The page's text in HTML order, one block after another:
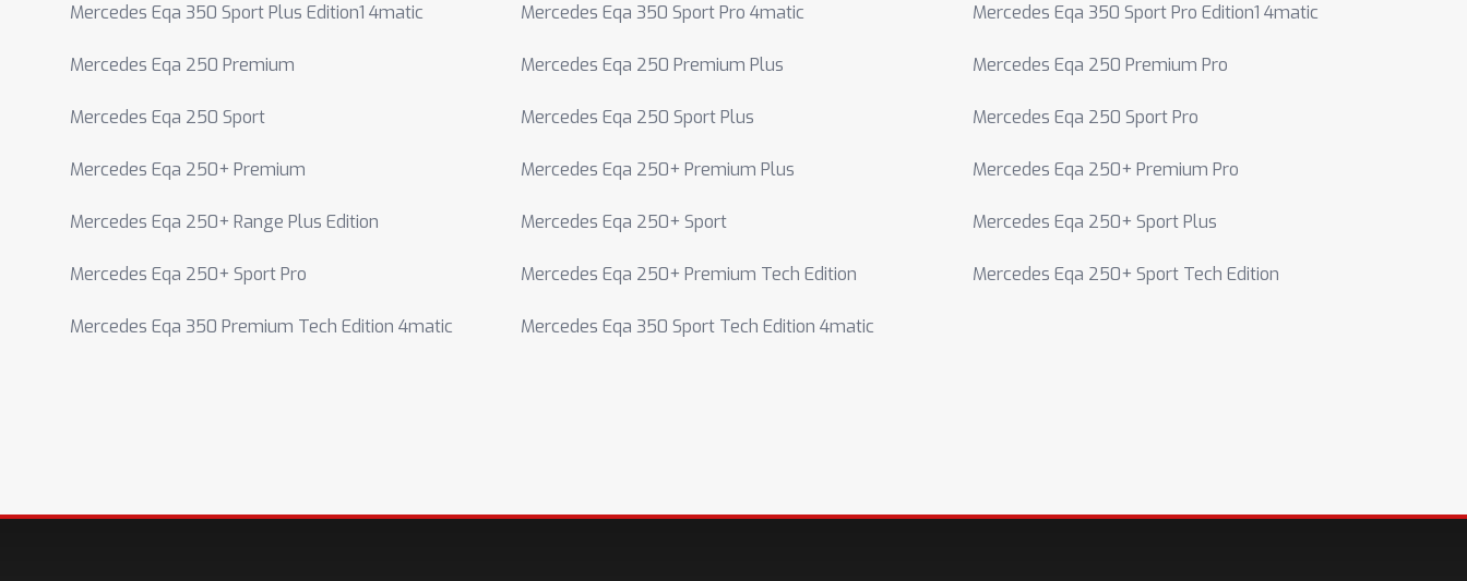
Mercedes Eqa 350 Sport Plus Edition1 4matic Mercedes Eqa 350 Sport Pro 4matic Mercedes Eqa 350 Sport Pro Edition1 4matic
Mercedes Eqa 250 Premium Mercedes Eqa 250 Premium Plus Mercedes Eqa 250 Premium Pro
Mercedes Eqa 250 Sport Mercedes Eqa 250 Sport Plus Mercedes Eqa 250 Sport Pro
Mercedes Eqa 250+ Premium Mercedes Eqa 250+ Premium Plus Mercedes Eqa 250+ Premium Pro
Mercedes Eqa 250+ Range Plus Edition Mercedes Eqa 250+ Sport Mercedes Eqa 250+ Sport Plus
Mercedes Eqa 250+ Sport Pro Mercedes Eqa 250+ Premium Tech Edition Mercedes Eqa 250+ Sport Tech Edition
Mercedes Eqa 350 Premium Tech Edition 4matic Mercedes Eqa 350 Sport Tech Edition 4matic